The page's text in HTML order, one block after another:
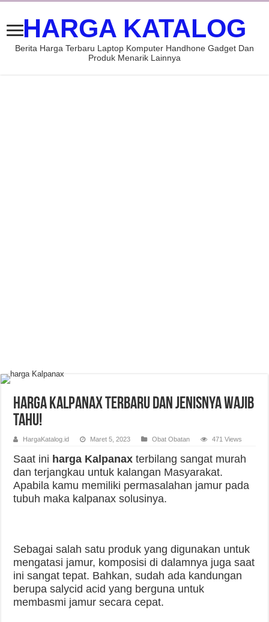
HARGA KATALOG
Berita Harga Terbaru Laptop Komputer Handhone Gadget Dan
Produk Menarik Lainnya
Harga Kalpanax Terbaru dan Jenisnya Wajib
Tahu!
HargaKatalog.id Maret 5, 2023 Obat Obatan 471 Views
Saat ini harga Kalpanax terbilang sangat murah
dan terjangkau untuk kalangan Masyarakat.
Apabila kamu memiliki permasalahan jamur pada
tubuh maka kalpanax solusinya.
Sebagai salah satu produk yang digunakan untuk
mengatasi jamur, komposisi di dalamnya juga saat
ini sangat tepat. Bahkan, sudah ada kandungan
berupa salycid acid yang berguna untuk
membasmi jamur secara cepat.